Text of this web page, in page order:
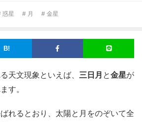
惑星 # 月 # 金星
天文現象といえば、 三日月 と金星が
す。
れるとおり、太陽と月をのぞいて全